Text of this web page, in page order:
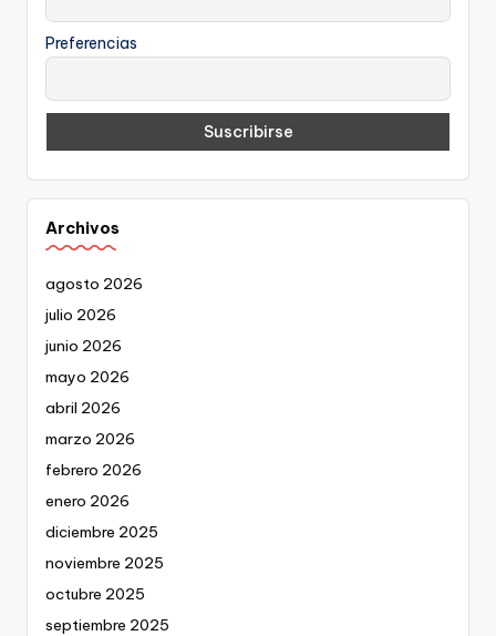
Preferencias
Archivos
agosto 2026
julio 2026
junio 2026
mayo 2026
abril 2026
marzo 2026
febrero 2026
enero 2026
diciembre 2025
noviembre 2025
octubre 2025
septiembre 2025